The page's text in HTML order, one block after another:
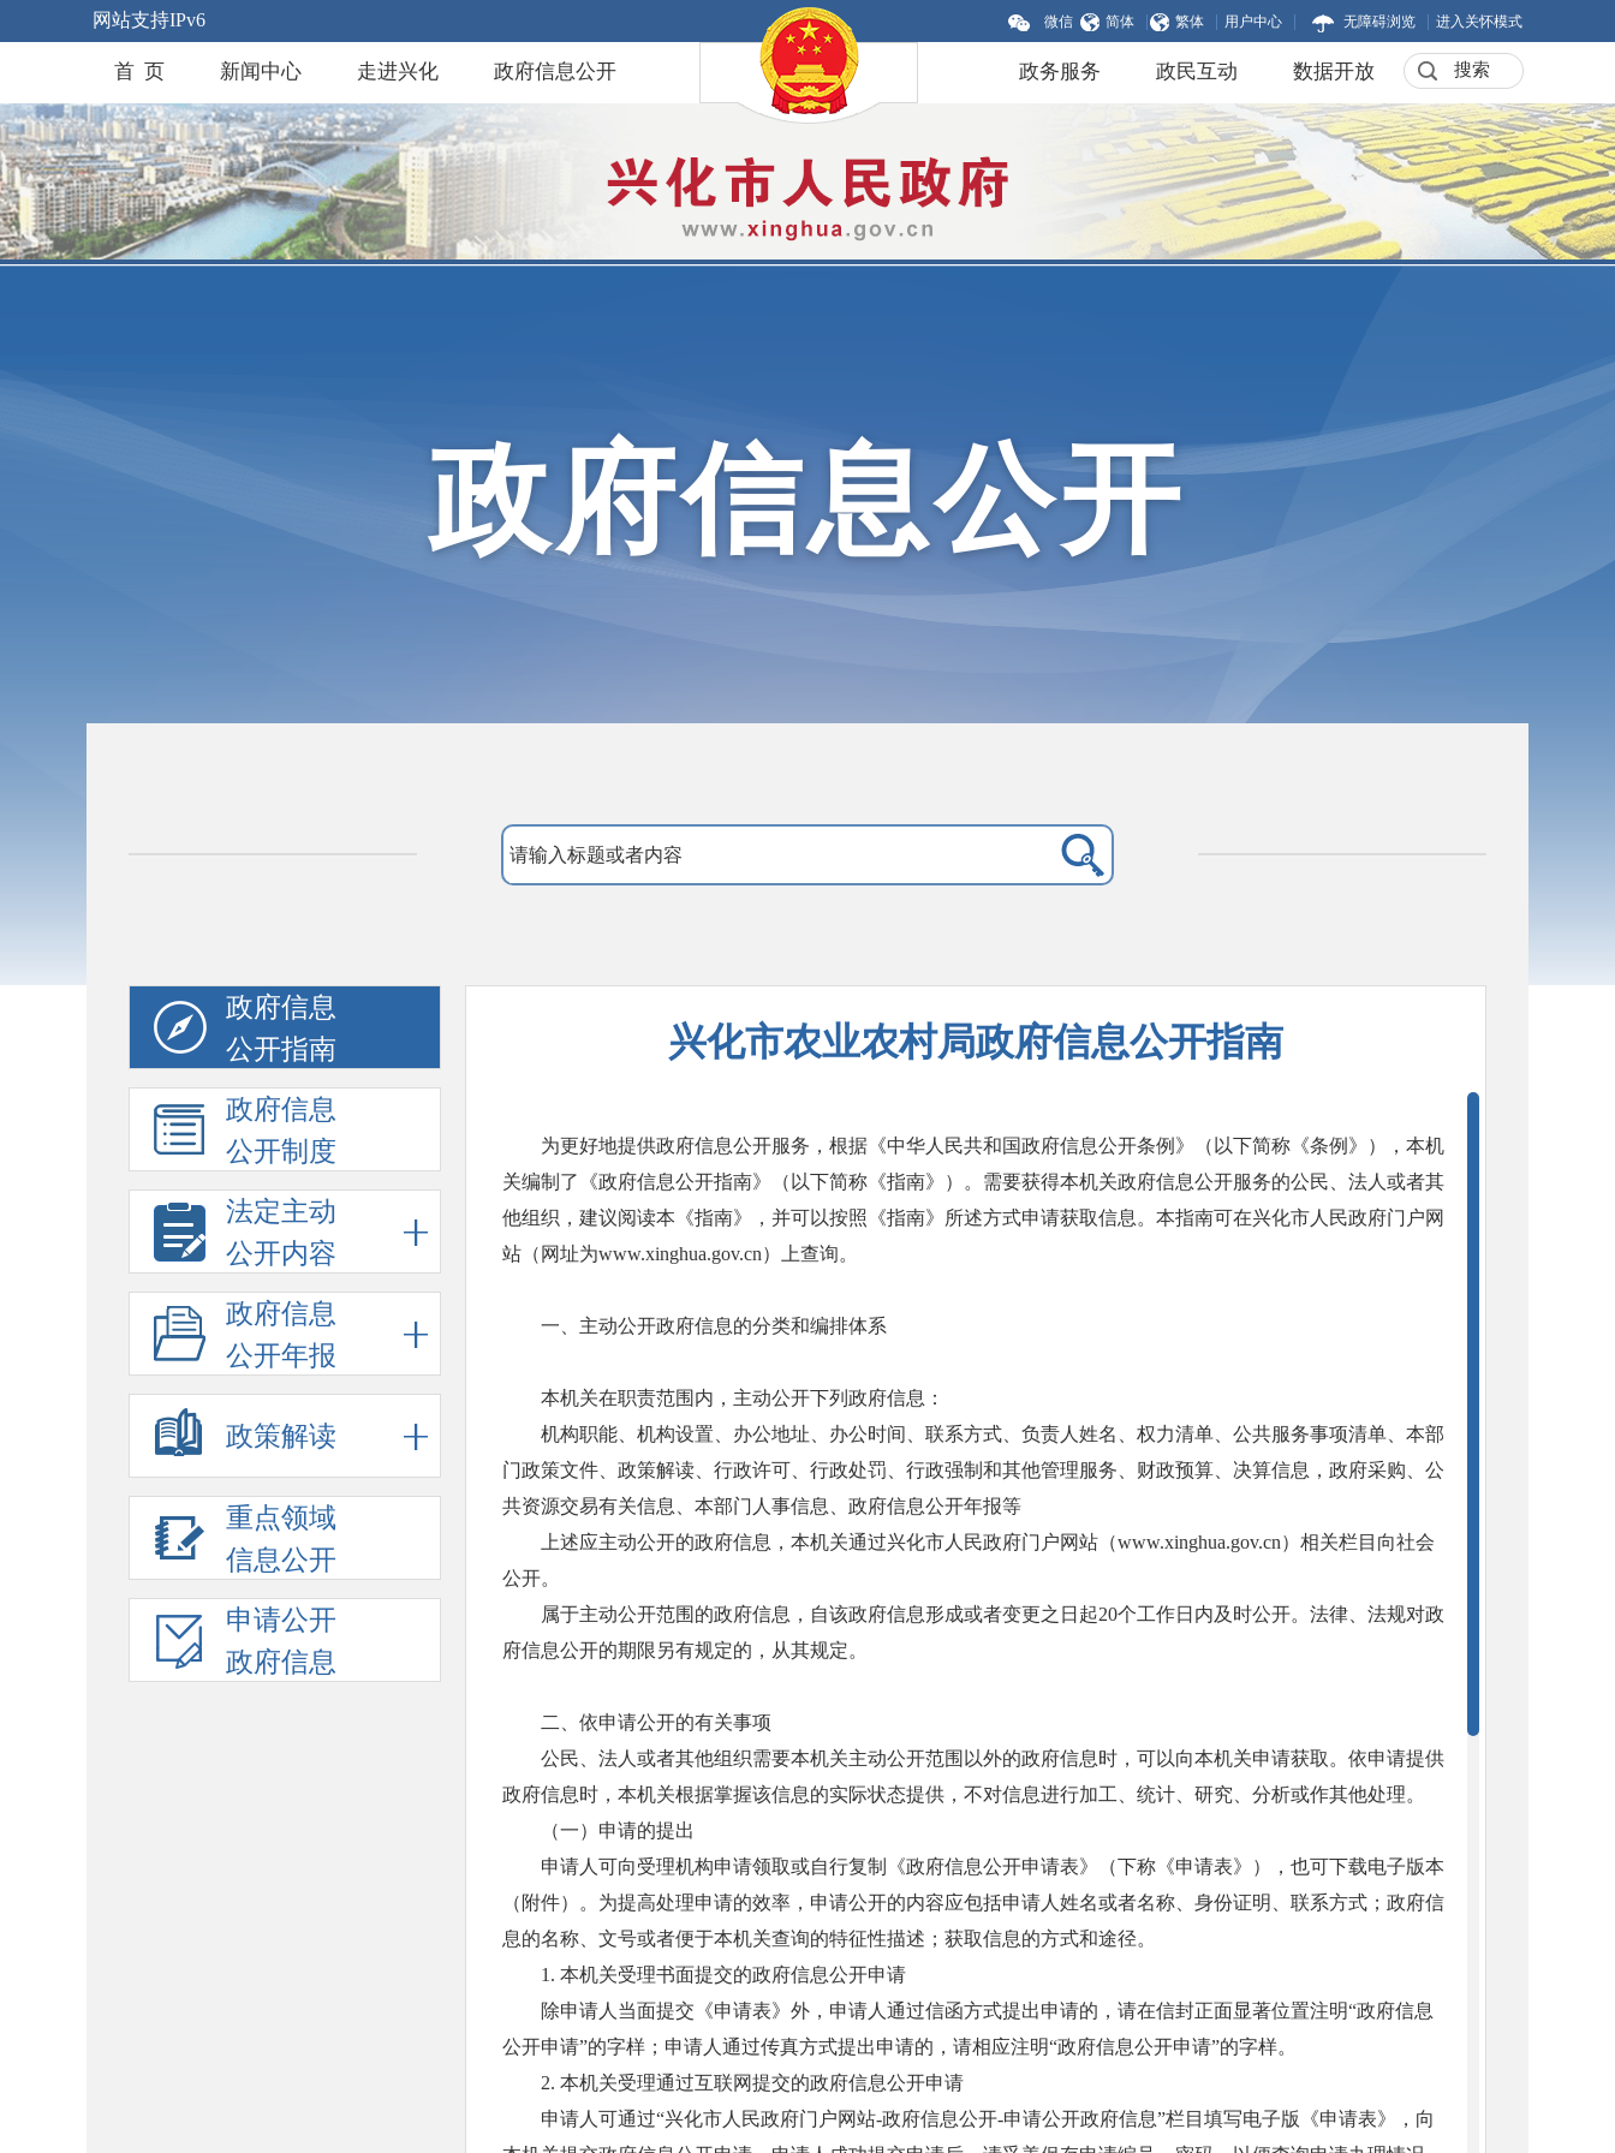
网站支持IPv6 微信 简体 繁体 用户中心 无障碍浏览 进入关怀模式
首 页 新闻中心 走进兴化 政府信息公开 政务服务 政民互动 数据开放
政府信息公开
政府信息
公开指南
政府信息
公开制度
法定主动
公开内容
政府信息
公开年报
政策解读
重点领域
信息公开
申请公开
政府信息
兴化市农业农村局政府信息公开指南
为更好地提供政府信息公开服务，根据《中华人民共和国政府信息公开条例》（以下简称《条例》），本机
关编制了《政府信息公开指南》（以下简称《指南》）。需要获得本机关政府信息公开服务的公民、法人或者其
他组织，建议阅读本《指南》，并可以按照《指南》所述方式申请获取信息。本指南可在兴化市人民政府门户网
站（网址为www.xinghua.gov.cn）上查询。
一、主动公开政府信息的分类和编排体系
本机关在职责范围内，主动公开下列政府信息：
机构职能、机构设置、办公地址、办公时间、联系方式、负责人姓名、权力清单、公共服务事项清单、本部
门政策文件、政策解读、行政许可、行政处罚、行政强制和其他管理服务、财政预算、决算信息，政府采购、公
共资源交易有关信息、本部门人事信息、政府信息公开年报等
上述应主动公开的政府信息，本机关通过兴化市人民政府门户网站（www.xinghua.gov.cn）相关栏目向社会
公开。
属于主动公开范围的政府信息，自该政府信息形成或者变更之日起20个工作日内及时公开。法律、法规对政
府信息公开的期限另有规定的，从其规定。
二、依申请公开的有关事项
公民、法人或者其他组织需要本机关主动公开范围以外的政府信息时，可以向本机关申请获取。依申请提供
政府信息时，本机关根据掌握该信息的实际状态提供，不对信息进行加工、统计、研究、分析或作其他处理。
（一）申请的提出
申请人可向受理机构申请领取或自行复制《政府信息公开申请表》（下称《申请表》），也可下载电子版本
（附件）。为提高处理申请的效率，申请公开的内容应包括申请人姓名或者名称、身份证明、联系方式；政府信
息的名称、文号或者便于本机关查询的特征性描述；获取信息的方式和途径。
1. 本机关受理书面提交的政府信息公开申请
除申请人当面提交《申请表》外，申请人通过信函方式提出申请的，请在信封正面显著位置注明“政府信息
公开申请”的字样；申请人通过传真方式提出申请的，请相应注明“政府信息公开申请”的字样。
2. 本机关受理通过互联网提交的政府信息公开申请
申请人可通过“兴化市人民政府门户网站-政府信息公开-申请公开政府信息”栏目填写电子版《申请表》，向